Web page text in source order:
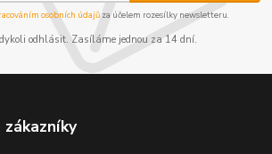
osobních údajůza účelem rozesílky newsletteru.
odhlásit. Zasíláme jednou za 14 dní.